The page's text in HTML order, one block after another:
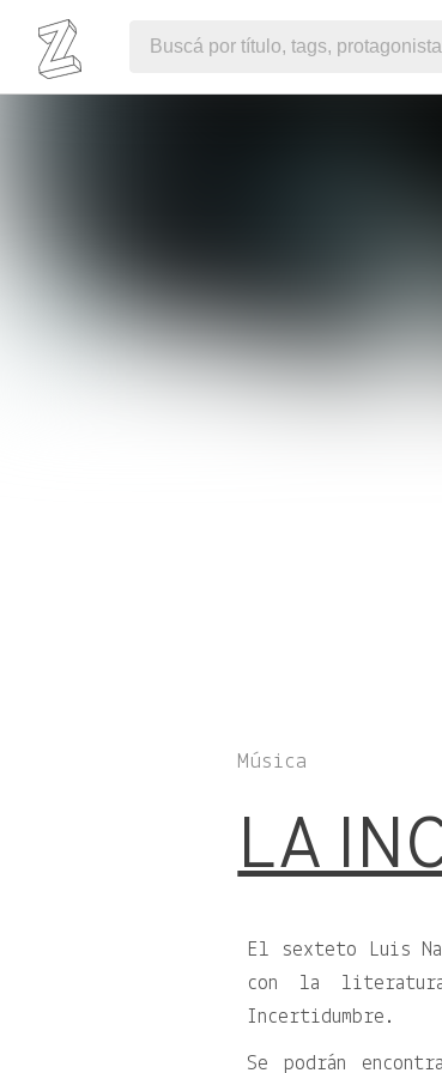
Música
LA
El sexteto Luis
con la
Incertidumbre.
Se podrán